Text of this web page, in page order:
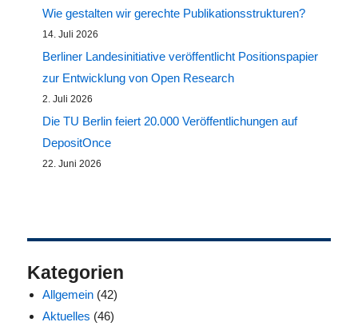
Wie gestalten wir gerechte Publikationsstrukturen?
14. Juli 2026
Berliner Landesinitiative veröffentlicht Positionspapier
zur Entwicklung von Open Research
2. Juli 2026
Die TU Berlin feiert 20.000 Veröffentlichungen auf
DepositOnce
22. Juni 2026
Kategorien
Allgemein (42)
Aktuelles (46)